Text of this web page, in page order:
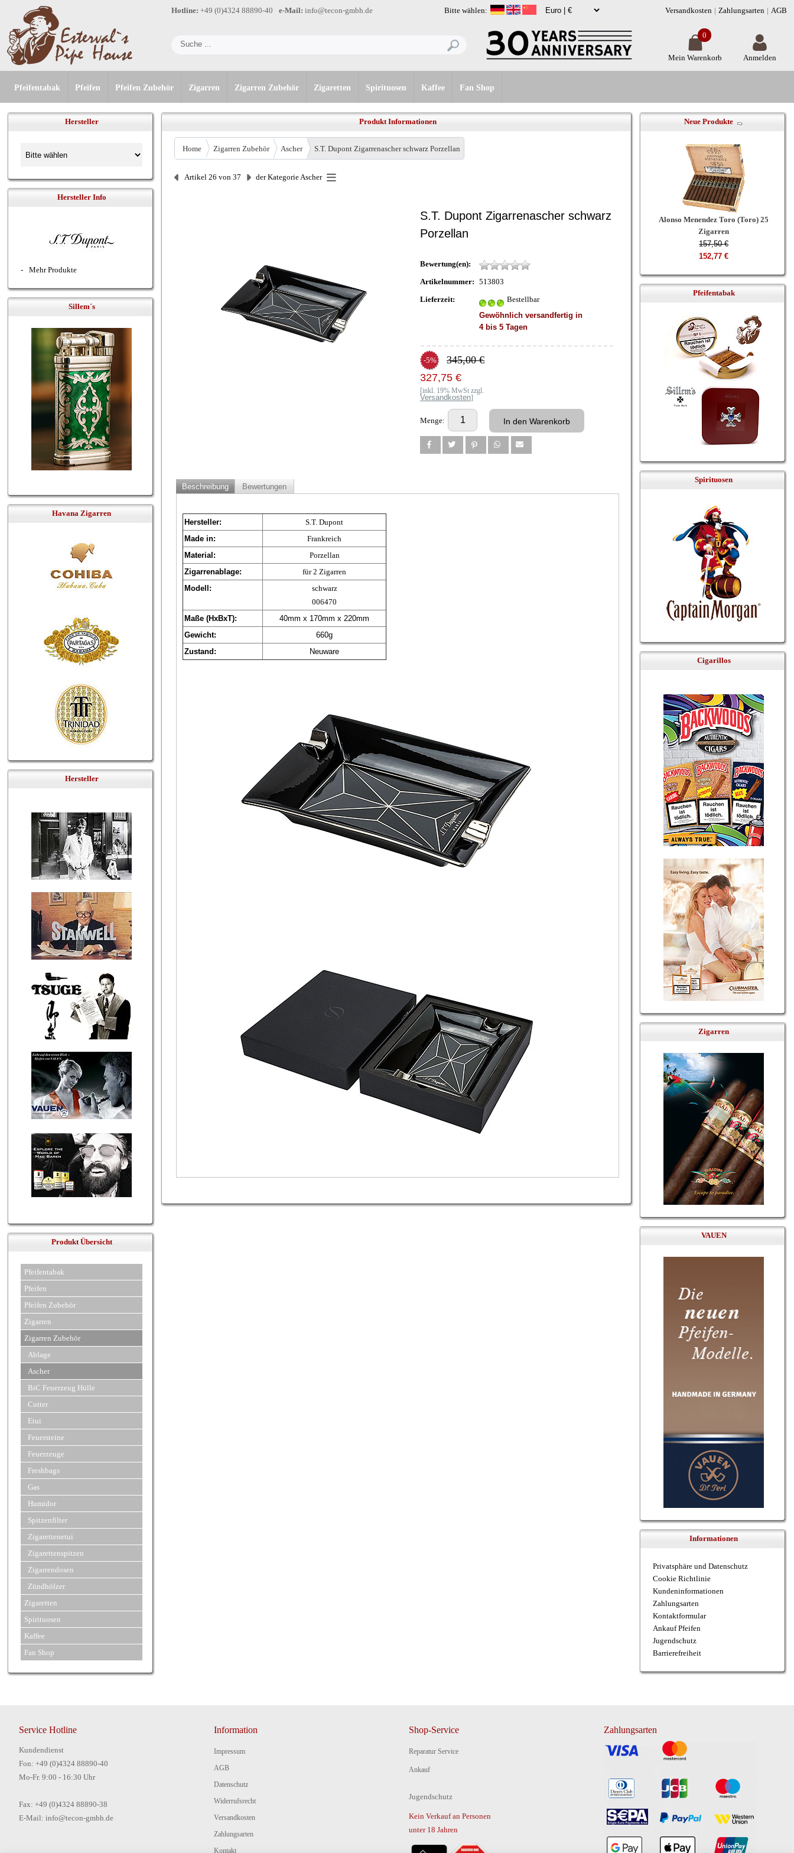
Bitte wählen:
Hotline: +49 (0)4324 88890-40 e-Mail: info@tecon-gmbh.de Versandkosten Zahlungsarten AGB
Anmelden
Mein Warenkorb
0
Pfeifentabak Pfeifen Pfeifen Zubehör Zigarren Zigarren Zubehör Zigaretten Spirituosen Kaffee Fan Shop
Hersteller
Hersteller Info
- Mehr Produkte
Sillem´s
Havana Zigarren
Hersteller
Produkt Übersicht
Pfeifentabak
Pfeifen
Pfeifen Zubehör
Zigarren
Zigarren Zubehör
Ablage
Ascher
BiC Feuerzeug Hülle
Cutter
Etui
Feuersteine
Feuerzeuge
Freshbags
Gas
Humidor
Spitzenfilter
Zigarettenetui
Zigarettenspitzen
Zigarrendosen
Zündhölzer
Zigaretten
Spirituosen
Kaffee
Fan Shop
Produkt Informationen
Home Zigarren Zubehör Ascher S.T. Dupont Zigarrenascher schwarz Porzellan
Artikel 26 von 37 der KategorieAscher
S.T. Dupont Zigarrenascher schwarz
Porzellan
Bewertung(en):
Artikelnummer: 513803
Lieferzeit:
Bestellbar
Gewöhnlich versandfertig in
4 bis 5 Tagen
345,00 €
-5%
327,75 €
[inkl. 19% MwSt zzgl.
Versandkosten]
Menge:
Beschreibung Bewertungen
Hersteller:
S.T. Dupont
Made in:
Frankreich
Material:
Porzellan
Zigarrenablage:
für 2 Zigarren
Modell:
schwarz
006470
Maße (HxBxT):
40mm x 170mm x 220mm
Gewicht:
660g
Zustand:
Neuware
Neue Produkte
Alonso Menendez Toro (Toro) 25
Zigarren
157,50 €
152,77 €
Pfeifentabak
Spirituosen
Cigarillos
Zigarren
VAUEN
Informationen
Privatsphäre und Datenschutz
Cookie Richtlinie
Kundeninformationen
Zahlungsarten
Kontaktformular
Ankauf Pfeifen
Jugendschutz
Barrierefreiheit
Service Hotline
Kundendienst
Fon: +49 (0)4324 88890-40
Mo-Fr. 9:00 - 16:30 Uhr
Fax: +49 (0)4324 88890-38
E-Mail: info@tecon-gmbh.de
Information
Impressum
AGB
Datenschutz
Widerrufsrecht
Versandkosten
Zahlungsarten
Kontakt
Shop-Service
Reparatur Service
Ankauf
Jugendschutz
Kein Verkauf an Personen
unter 18 Jahren
Zahlungsarten